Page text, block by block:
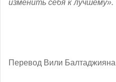
изменить себя к лучшему».
Перевод Вили Балтаджияна